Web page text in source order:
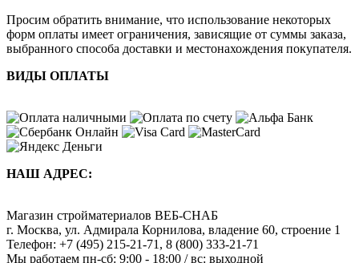
Просим обратить внимание, что использование некоторых
форм оплаты имеет ограничения, зависящие от суммы заказа,
выбранного способа доставки и местонахождения покупателя.
ВИДЫ ОПЛАТЫ
НАШ АДРЕС:
Магазин стройматериалов ВЕБ-СНАБ
г. Москва, ул. Адмирала Корнилова, владение 60, строение 1
Телефон: +7 (495) 215-21-71 , 8 (800) 333-21-71
Мы работаем пн-сб: 9:00 - 18:00 / вс: выходной